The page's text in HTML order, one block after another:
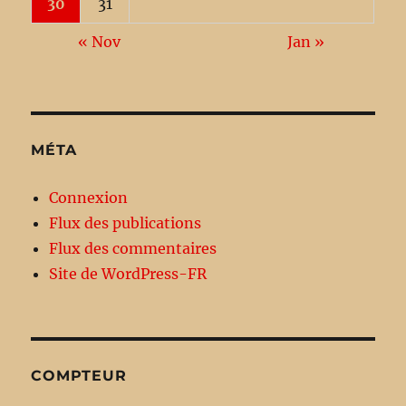
« Nov Jan »
MÉTA
Connexion
Flux des publications
Flux des commentaires
Site de WordPress-FR
COMPTEUR